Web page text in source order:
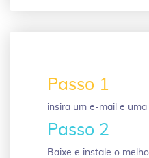
Passo 1
insira um e-mail e
Passo 2
Baixe e instale o